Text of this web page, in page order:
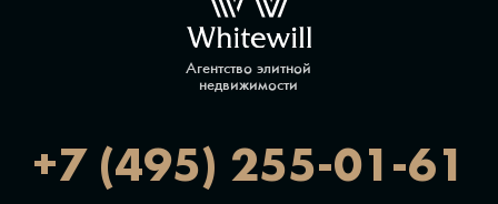
Агентство элитной
недвижимости
+7 (495) 255-01-61